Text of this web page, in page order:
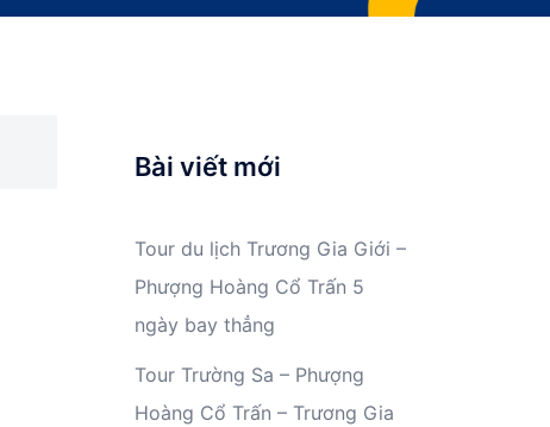
Bài viết mới
Tour du lịch Trương Gia Giới –
Phượng Hoàng Cổ Trấn 5
ngày bay thẳng
Tour Trường Sa – Phượng
Hoàng Cổ Trấn – Trương Gia